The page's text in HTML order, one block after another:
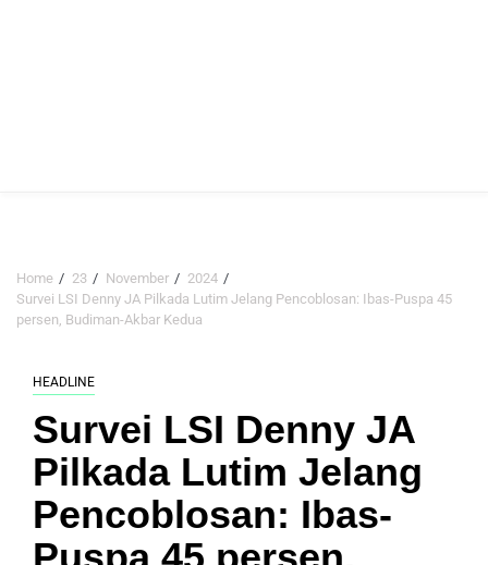
Home 23 November
2024
Survei LSI Denny JA Pilkada Lutim Jelang Pencoblosan: Ibas-Puspa 45
persen, Budiman-Akbar Kedua
HEADLINE
Survei LSI Denny JA
Pilkada Lutim Jelang
Pencoblosan: Ibas-